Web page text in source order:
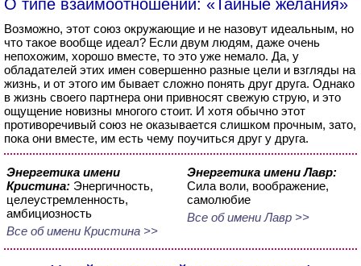
О типе взаимоотношений: «Тайные желания»
Возможно, этот союз окружающие и не назовут идеальным, но
что такое вообще идеал? Если двум людям, даже очень
непохожим, хорошо вместе, то это уже немало. Да, у
обладателей этих имен совершенно разные цели и взгляды на
жизнь, и от этого им бывает сложно понять друг друга. Однако
в жизнь своего партнера они привносят свежую струю, и это
ощущение новизны многого стоит. И хотя обычно этот
противоречивый союз не оказывается слишком прочным, зато,
пока они вместе, им есть чему поучиться друг у друга.
Энергетика имени
Кристина: Энергичность,
целеустремленность,
амбициозность
Все об имени Кристина >>
Энергетика имени Лавр:
Сила воли, воображение,
самолюбие
Все об имени Лавр >>